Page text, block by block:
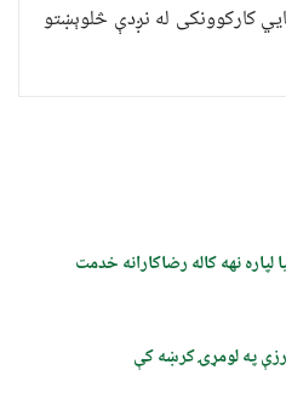
کارکوونکی له نږدې څلوېښتو
نهه کاله رضاکارانه خدمت
په لومړۍ کرښه کې